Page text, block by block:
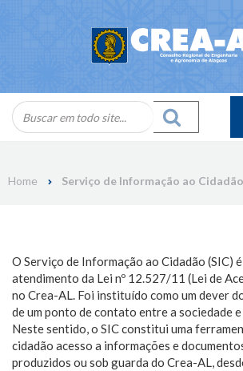
Home Serviço de Informação ao
O Serviço de Informação ao Cidadão (SIC)
atendimento da Lei nº 12.527/11 (Lei de
no Crea-AL. Foi instituído como um dever
de um ponto de contato entre a sociedade
Neste sentido, o SIC constitui uma
cidadão acesso a informações e
produzidos ou sob guarda do Crea-AL,